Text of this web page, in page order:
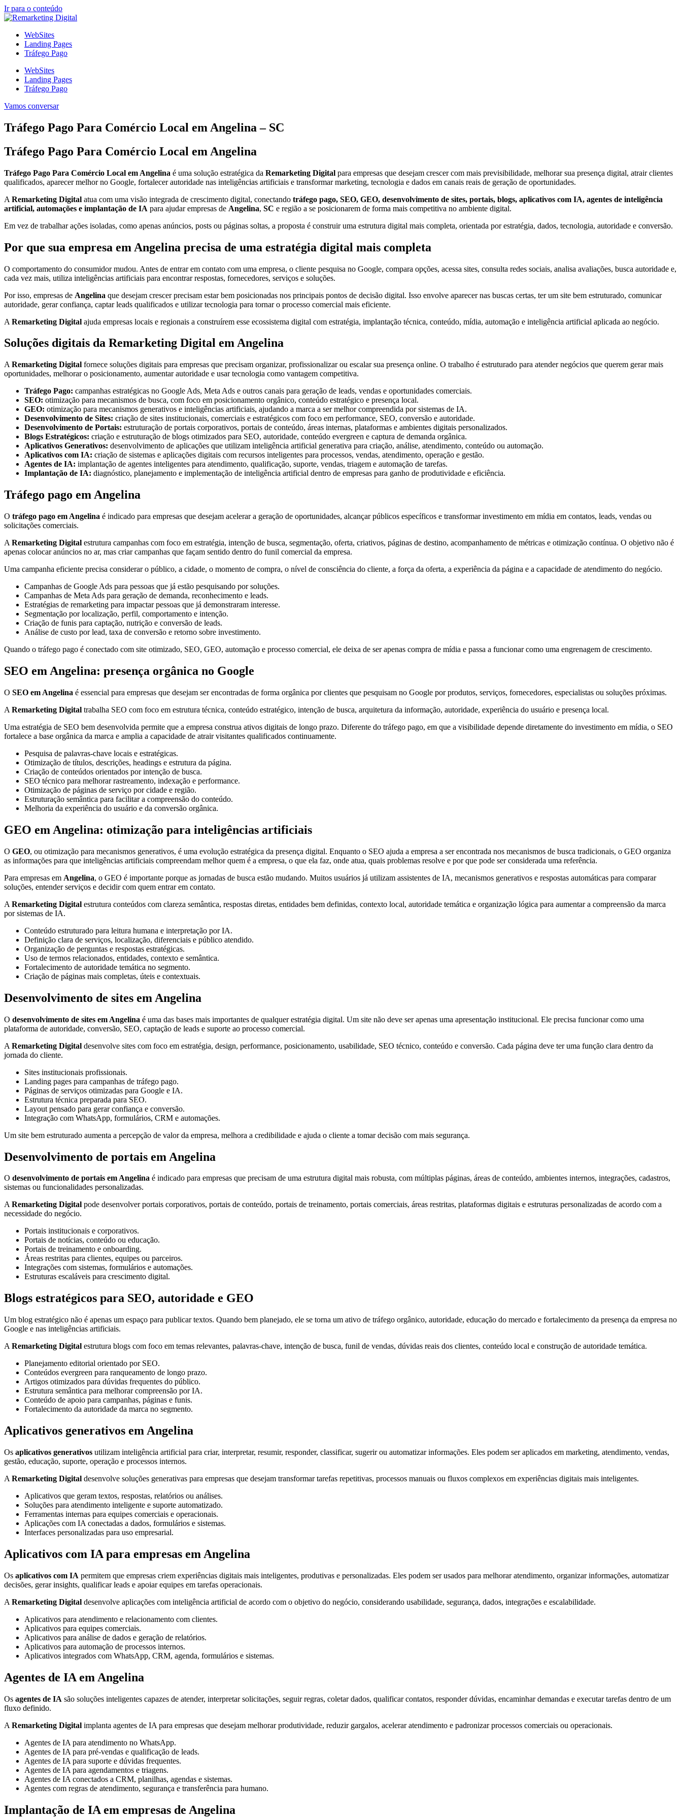
Ir para o conteúdo
WebSites
Landing Pages
Tráfego Pago
WebSites
Landing Pages
Tráfego Pago
Vamos conversar
Tráfego Pago Para Comércio Local em Angelina – SC
Tráfego Pago Para Comércio Local em Angelina
Tráfego Pago Para Comércio Local em Angelina é uma solução estratégica da Remarketing Digital para empresas que desejam crescer com mais previsibilidade, melhorar sua presença digital, atrair clientes
qualificados, aparecer melhor no Google, fortalecer autoridade nas inteligências artificiais e transformar marketing, tecnologia e dados em canais reais de geração de oportunidades.
A Remarketing Digital atua com uma visão integrada de crescimento digital, conectando tráfego pago, SEO, GEO, desenvolvimento de sites, portais, blogs, aplicativos com IA, agentes de inteligência
artificial, automações e implantação de IA para ajudar empresas de Angelina, SC e região a se posicionarem de forma mais competitiva no ambiente digital.
Em vez de trabalhar ações isoladas, como apenas anúncios, posts ou páginas soltas, a proposta é construir uma estrutura digital mais completa, orientada por estratégia, dados, tecnologia, autoridade e conversão.
Por que sua empresa em Angelina precisa de uma estratégia digital mais completa
O comportamento do consumidor mudou. Antes de entrar em contato com uma empresa, o cliente pesquisa no Google, compara opções, acessa sites, consulta redes sociais, analisa avaliações, busca autoridade e,
cada vez mais, utiliza inteligências artificiais para encontrar respostas, fornecedores, serviços e soluções.
Por isso, empresas de Angelina que desejam crescer precisam estar bem posicionadas nos principais pontos de decisão digital. Isso envolve aparecer nas buscas certas, ter um site bem estruturado, comunicar
autoridade, gerar confiança, captar leads qualificados e utilizar tecnologia para tornar o processo comercial mais eficiente.
A Remarketing Digital ajuda empresas locais e regionais a construírem esse ecossistema digital com estratégia, implantação técnica, conteúdo, mídia, automação e inteligência artificial aplicada ao negócio.
Soluções digitais da Remarketing Digital em Angelina
A Remarketing Digital fornece soluções digitais para empresas que precisam organizar, profissionalizar ou escalar sua presença online. O trabalho é estruturado para atender negócios que querem gerar mais
oportunidades, melhorar o posicionamento, aumentar autoridade e usar tecnologia como vantagem competitiva.
Tráfego Pago: campanhas estratégicas no Google Ads, Meta Ads e outros canais para geração de leads, vendas e oportunidades comerciais.
SEO: otimização para mecanismos de busca, com foco em posicionamento orgânico, conteúdo estratégico e presença local.
GEO: otimização para mecanismos generativos e inteligências artificiais, ajudando a marca a ser melhor compreendida por sistemas de IA.
Desenvolvimento de Sites: criação de sites institucionais, comerciais e estratégicos com foco em performance, SEO, conversão e autoridade.
Desenvolvimento de Portais: estruturação de portais corporativos, portais de conteúdo, áreas internas, plataformas e ambientes digitais personalizados.
Blogs Estratégicos: criação e estruturação de blogs otimizados para SEO, autoridade, conteúdo evergreen e captura de demanda orgânica.
Aplicativos Generativos: desenvolvimento de aplicações que utilizam inteligência artificial generativa para criação, análise, atendimento, conteúdo ou automação.
Aplicativos com IA: criação de sistemas e aplicações digitais com recursos inteligentes para processos, vendas, atendimento, operação e gestão.
Agentes de IA: implantação de agentes inteligentes para atendimento, qualificação, suporte, vendas, triagem e automação de tarefas.
Implantação de IA: diagnóstico, planejamento e implementação de inteligência artificial dentro de empresas para ganho de produtividade e eficiência.
Tráfego pago em Angelina
O tráfego pago em Angelina é indicado para empresas que desejam acelerar a geração de oportunidades, alcançar públicos específicos e transformar investimento em mídia em contatos, leads, vendas ou
solicitações comerciais.
A Remarketing Digital estrutura campanhas com foco em estratégia, intenção de busca, segmentação, oferta, criativos, páginas de destino, acompanhamento de métricas e otimização contínua. O objetivo não é
apenas colocar anúncios no ar, mas criar campanhas que façam sentido dentro do funil comercial da empresa.
Uma campanha eficiente precisa considerar o público, a cidade, o momento de compra, o nível de consciência do cliente, a força da oferta, a experiência da página e a capacidade de atendimento do negócio.
Campanhas de Google Ads para pessoas que já estão pesquisando por soluções.
Campanhas de Meta Ads para geração de demanda, reconhecimento e leads.
Estratégias de remarketing para impactar pessoas que já demonstraram interesse.
Segmentação por localização, perfil, comportamento e intenção.
Criação de funis para captação, nutrição e conversão de leads.
Análise de custo por lead, taxa de conversão e retorno sobre investimento.
Quando o tráfego pago é conectado com site otimizado, SEO, GEO, automação e processo comercial, ele deixa de ser apenas compra de mídia e passa a funcionar como uma engrenagem de crescimento.
SEO em Angelina: presença orgânica no Google
O SEO em Angelina é essencial para empresas que desejam ser encontradas de forma orgânica por clientes que pesquisam no Google por produtos, serviços, fornecedores, especialistas ou soluções próximas.
A Remarketing Digital trabalha SEO com foco em estrutura técnica, conteúdo estratégico, intenção de busca, arquitetura da informação, autoridade, experiência do usuário e presença local.
Uma estratégia de SEO bem desenvolvida permite que a empresa construa ativos digitais de longo prazo. Diferente do tráfego pago, em que a visibilidade depende diretamente do investimento em mídia, o SEO
fortalece a base orgânica da marca e amplia a capacidade de atrair visitantes qualificados continuamente.
Pesquisa de palavras-chave locais e estratégicas.
Otimização de títulos, descrições, headings e estrutura da página.
Criação de conteúdos orientados por intenção de busca.
SEO técnico para melhorar rastreamento, indexação e performance.
Otimização de páginas de serviço por cidade e região.
Estruturação semântica para facilitar a compreensão do conteúdo.
Melhoria da experiência do usuário e da conversão orgânica.
GEO em Angelina: otimização para inteligências artificiais
O GEO, ou otimização para mecanismos generativos, é uma evolução estratégica da presença digital. Enquanto o SEO ajuda a empresa a ser encontrada nos mecanismos de busca tradicionais, o GEO organiza
as informações para que inteligências artificiais compreendam melhor quem é a empresa, o que ela faz, onde atua, quais problemas resolve e por que pode ser considerada uma referência.
Para empresas em Angelina, o GEO é importante porque as jornadas de busca estão mudando. Muitos usuários já utilizam assistentes de IA, mecanismos generativos e respostas automáticas para comparar
soluções, entender serviços e decidir com quem entrar em contato.
A Remarketing Digital estrutura conteúdos com clareza semântica, respostas diretas, entidades bem definidas, contexto local, autoridade temática e organização lógica para aumentar a compreensão da marca
por sistemas de IA.
Conteúdo estruturado para leitura humana e interpretação por IA.
Definição clara de serviços, localização, diferenciais e público atendido.
Organização de perguntas e respostas estratégicas.
Uso de termos relacionados, entidades, contexto e semântica.
Fortalecimento de autoridade temática no segmento.
Criação de páginas mais completas, úteis e contextuais.
Desenvolvimento de sites em Angelina
O desenvolvimento de sites em Angelina é uma das bases mais importantes de qualquer estratégia digital. Um site não deve ser apenas uma apresentação institucional. Ele precisa funcionar como uma
plataforma de autoridade, conversão, SEO, captação de leads e suporte ao processo comercial.
A Remarketing Digital desenvolve sites com foco em estratégia, design, performance, posicionamento, usabilidade, SEO técnico, conteúdo e conversão. Cada página deve ter uma função clara dentro da
jornada do cliente.
Sites institucionais profissionais.
Landing pages para campanhas de tráfego pago.
Páginas de serviços otimizadas para Google e IA.
Estrutura técnica preparada para SEO.
Layout pensado para gerar confiança e conversão.
Integração com WhatsApp, formulários, CRM e automações.
Um site bem estruturado aumenta a percepção de valor da empresa, melhora a credibilidade e ajuda o cliente a tomar decisão com mais segurança.
Desenvolvimento de portais em Angelina
O desenvolvimento de portais em Angelina é indicado para empresas que precisam de uma estrutura digital mais robusta, com múltiplas páginas, áreas de conteúdo, ambientes internos, integrações, cadastros,
sistemas ou funcionalidades personalizadas.
ARemarketing Digital pode desenvolver portais corporativos, portais de conteúdo, portais de treinamento, portais comerciais, áreas restritas, plataformas digitais e estruturas personalizadas de acordo com a
necessidade do negócio.
Portais institucionais e corporativos.
Portais de notícias, conteúdo ou educação.
Portais de treinamento e onboarding.
Áreas restritas para clientes, equipes ou parceiros.
Integrações com sistemas, formulários e automações.
Estruturas escaláveis para crescimento digital.
Blogs estratégicos para SEO, autoridade e GEO
Um blog estratégico não é apenas um espaço para publicar textos. Quando bem planejado, ele se torna um ativo de tráfego orgânico, autoridade, educação do mercado e fortalecimento da presença da empresa no
Google e nas inteligências artificiais.
A Remarketing Digital estrutura blogs com foco em temas relevantes, palavras-chave, intenção de busca, funil de vendas, dúvidas reais dos clientes, conteúdo local e construção de autoridade temática.
Planejamento editorial orientado por SEO.
Conteúdos evergreen para ranqueamento de longo prazo.
Artigos otimizados para dúvidas frequentes do público.
Estrutura semântica para melhorar compreensão por IA.
Conteúdo de apoio para campanhas, páginas e funis.
Fortalecimento da autoridade da marca no segmento.
Aplicativos generativos em Angelina
Os aplicativos generativos utilizam inteligência artificial para criar, interpretar, resumir, responder, classificar, sugerir ou automatizar informações. Eles podem ser aplicados em marketing, atendimento, vendas,
gestão, educação, suporte, operação e processos internos.
A Remarketing Digital desenvolve soluções generativas para empresas que desejam transformar tarefas repetitivas, processos manuais ou fluxos complexos em experiências digitais mais inteligentes.
Aplicativos que geram textos, respostas, relatórios ou análises.
Soluções para atendimento inteligente e suporte automatizado.
Ferramentas internas para equipes comerciais e operacionais.
Aplicações com IA conectadas a dados, formulários e sistemas.
Interfaces personalizadas para uso empresarial.
Aplicativos com IA para empresas em Angelina
Os aplicativos com IA permitem que empresas criem experiências digitais mais inteligentes, produtivas e personalizadas. Eles podem ser usados para melhorar atendimento, organizar informações, automatizar
decisões, gerar insights, qualificar leads e apoiar equipes em tarefas operacionais.
A Remarketing Digital desenvolve aplicações com inteligência artificial de acordo com o objetivo do negócio, considerando usabilidade, segurança, dados, integrações e escalabilidade.
Aplicativos para atendimento e relacionamento com clientes.
Aplicativos para equipes comerciais.
Aplicativos para análise de dados e geração de relatórios.
Aplicativos para automação de processos internos.
Aplicativos integrados com WhatsApp, CRM, agenda, formulários e sistemas.
Agentes de IA em Angelina
Os agentes de IA são soluções inteligentes capazes de atender, interpretar solicitações, seguir regras, coletar dados, qualificar contatos, responder dúvidas, encaminhar demandas e executar tarefas dentro de um
fluxo definido.
A Remarketing Digital implanta agentes de IA para empresas que desejam melhorar produtividade, reduzir gargalos, acelerar atendimento e padronizar processos comerciais ou operacionais.
Agentes de IA para atendimento no WhatsApp.
Agentes de IA para pré-vendas e qualificação de leads.
Agentes de IA para suporte e dúvidas frequentes.
Agentes de IA para agendamentos e triagens.
Agentes de IA conectados a CRM, planilhas, agendas e sistemas.
Agentes com regras de atendimento, segurança e transferência para humano.
Implantação de IA em empresas de Angelina